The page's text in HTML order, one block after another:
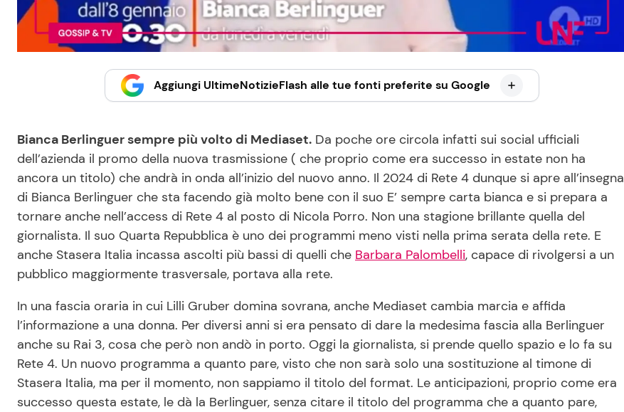
Aggiungi UltimeNotizieFlash alle tue fonti preferite su Google
Bianca Berlinguer sempre più volto di Mediaset. Da poche ore circola infatti sui social ufficiali
dell’azienda il promo della nuova trasmissione ( che proprio come era successo in estate non ha
ancora un titolo) che andrà in onda all’inizio del nuovo anno. Il 2024 di Rete 4 dunque si apre all’insegna
di Bianca Berlinguer che sta facendo già molto bene con il suo E’ sempre carta bianca e si prepara a
tornare anche nell’access di Rete 4 al posto di Nicola Porro. Non una stagione brillante quella del
giornalista. Il suo Quarta Repubblica è uno dei programmi meno visti nella prima serata della rete. E
anche Stasera Italia incassa ascolti più bassi di quelli che Barbara Palombelli, capace di rivolgersi a un
pubblico maggiormente trasversale, portava alla rete.
In una fascia oraria in cui Lilli Gruber domina sovrana, anche Mediaset cambia marcia e affida
l’informazione a una donna. Per diversi anni si era pensato di dare la medesima fascia alla Berlinguer
anche su Rai 3, cosa che però non andò in porto. Oggi la giornalista, si prende quello spazio e lo fa su
Rete 4. Un nuovo programma a quanto pare, visto che non sarà solo una sostituzione al timone di
Stasera Italia, ma per il momento, non sappiamo il titolo del format. Le anticipazioni, proprio come era
successo questa estate, le dà la Berlinguer, senza citare il titolo del programma che a quanto pare,